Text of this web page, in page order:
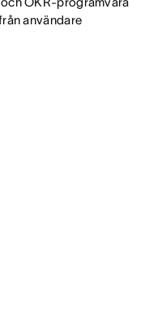
användare